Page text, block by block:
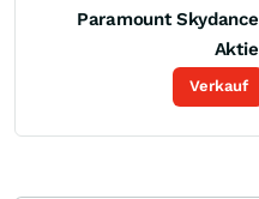
Verkauf